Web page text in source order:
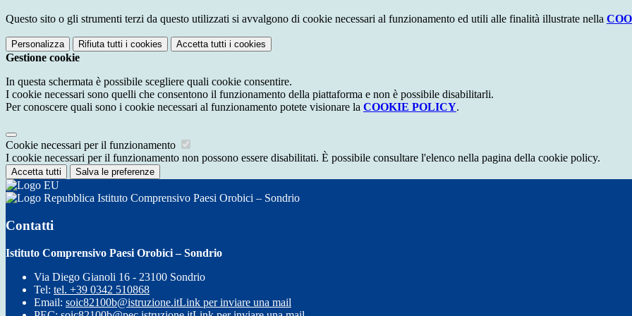
Questo sito o gli strumenti terzi da questo utilizzati si avvalgono di cookie necessari al funzionamento ed utili alle finalità illustrate nella
Personalizza Rifiuta tutti i cookies Accetta tutti i cookies
Gestione cookie
In questa schermata è possibile scegliere quali cookie consentire.
I cookie necessari sono quelli che consentono il funzionamento della piattaforma e non è possibile disabilitarli.
Per conoscere quali sono i cookie necessari al funzionamento potete visionare la COOKIE POLICY.
Cookie necessari per il funzionamento
I cookie necessari per il funzionamento non possono essere disabilitati. È possibile consultare l'elenco nella pagina della cookie policy.
Accetta tutti Salva le preferenze
Istituto Comprensivo Paesi Orobici – Sondrio
Contatti
Istituto Comprensivo Paesi Orobici – Sondrio
Via Diego Gianoli 16 - 23100 Sondrio
Tel: tel. +39 0342 510868
Email: soic82100b@istruzione.itLink per inviare una mail